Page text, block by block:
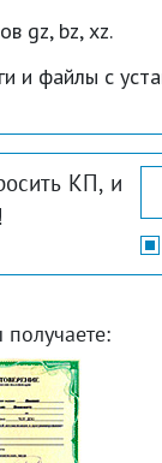
gz, bz, xz.
и файлы с
КП, и